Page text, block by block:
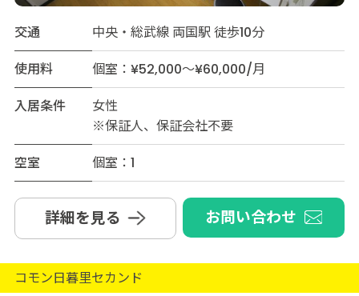
交通
中央・総武線 両国駅 徒歩10分
使用料
個室：¥52,000～¥60,000/月
入居条件
女性
※保証人、保証会社不要
空室
個室：1
詳細を見る お問い合わせ
コモン日暮里セカンド